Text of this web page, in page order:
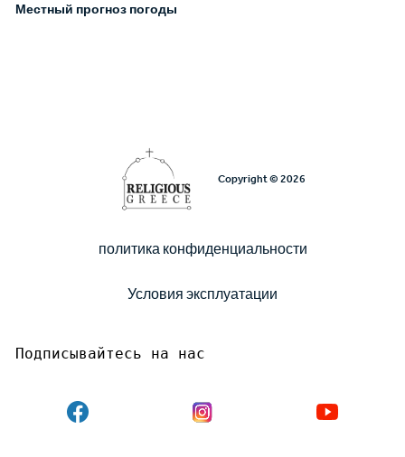
Местный прогноз погоды
Copyright © 2026
Υποσέλιδο
политика конфиденциальности
Условия эксплуатации
Подписывайтесь на нас